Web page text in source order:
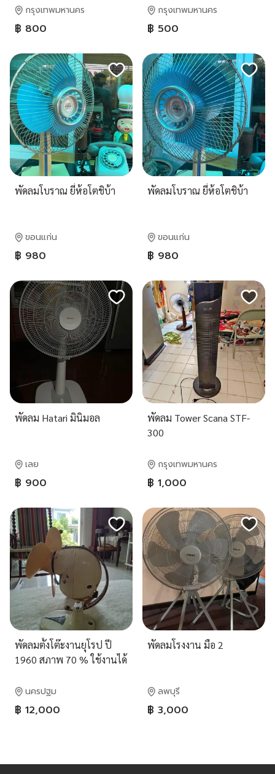
กรุงเทพมหานคร
฿ 800
กรุงเทพมหานคร
฿ 500
พัดลมโบราณ ยี่ห้อโตชิบ้า
ขอนแก่น
฿ 980
พัดลมโบราณ ยี่ห้อโตชิบ้า
ขอนแก่น
฿ 980
พัดลม Hatari มินิมอล
เลย
฿ 900
พัดลม Tower Scana STF-
300
กรุงเทพมหานคร
฿ 1,000
พัดลมตั้งโต๊ะงานยุโรป ปี
1960 สภาพ 70 % ใช้งานได้
นครปฐม
฿ 12,000
พัดลมโรงงาน มือ 2
ลพบุรี
฿ 3,000